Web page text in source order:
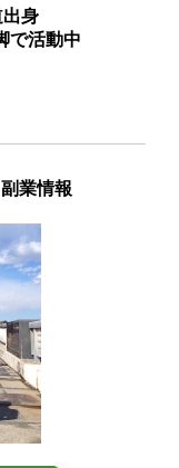
身
で活動中
業情報